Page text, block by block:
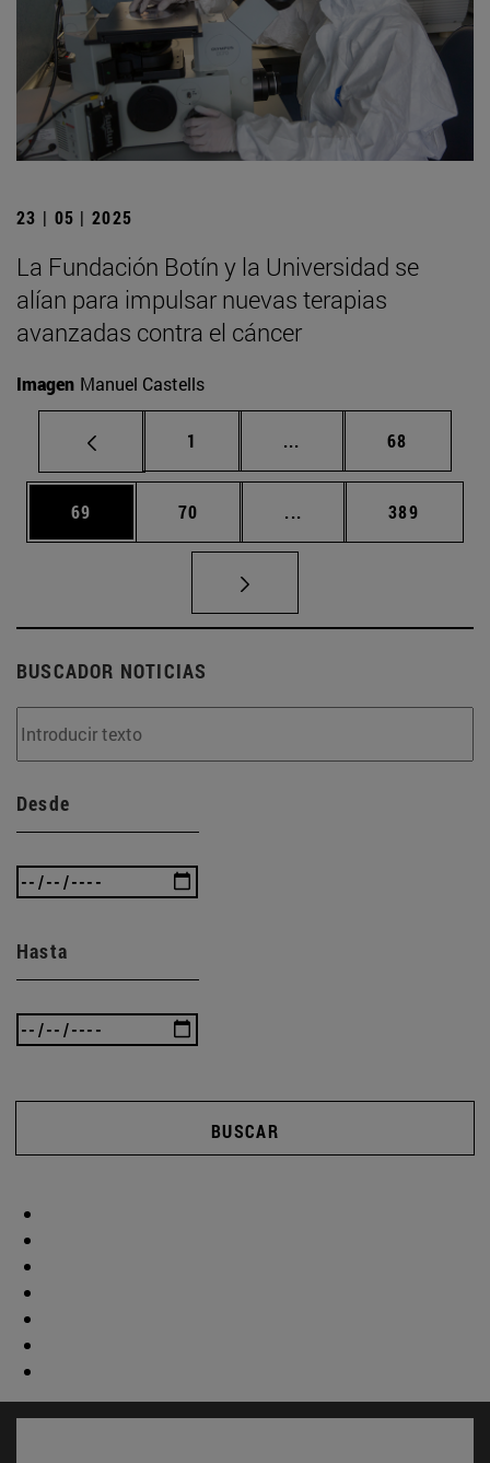
23 | 05 | 2025
La Fundación Botín y la Universidad se
alían para impulsar nuevas terapias
avanzadas contra el cáncer
Imagen Manuel Castells
Página
1 ... Páginas intermedias
Página
68
Página
69 Página
70 ... Páginas intermedias
Página
389
BUSCADOR NOTICIAS
Desde
Hasta
BUSCAR